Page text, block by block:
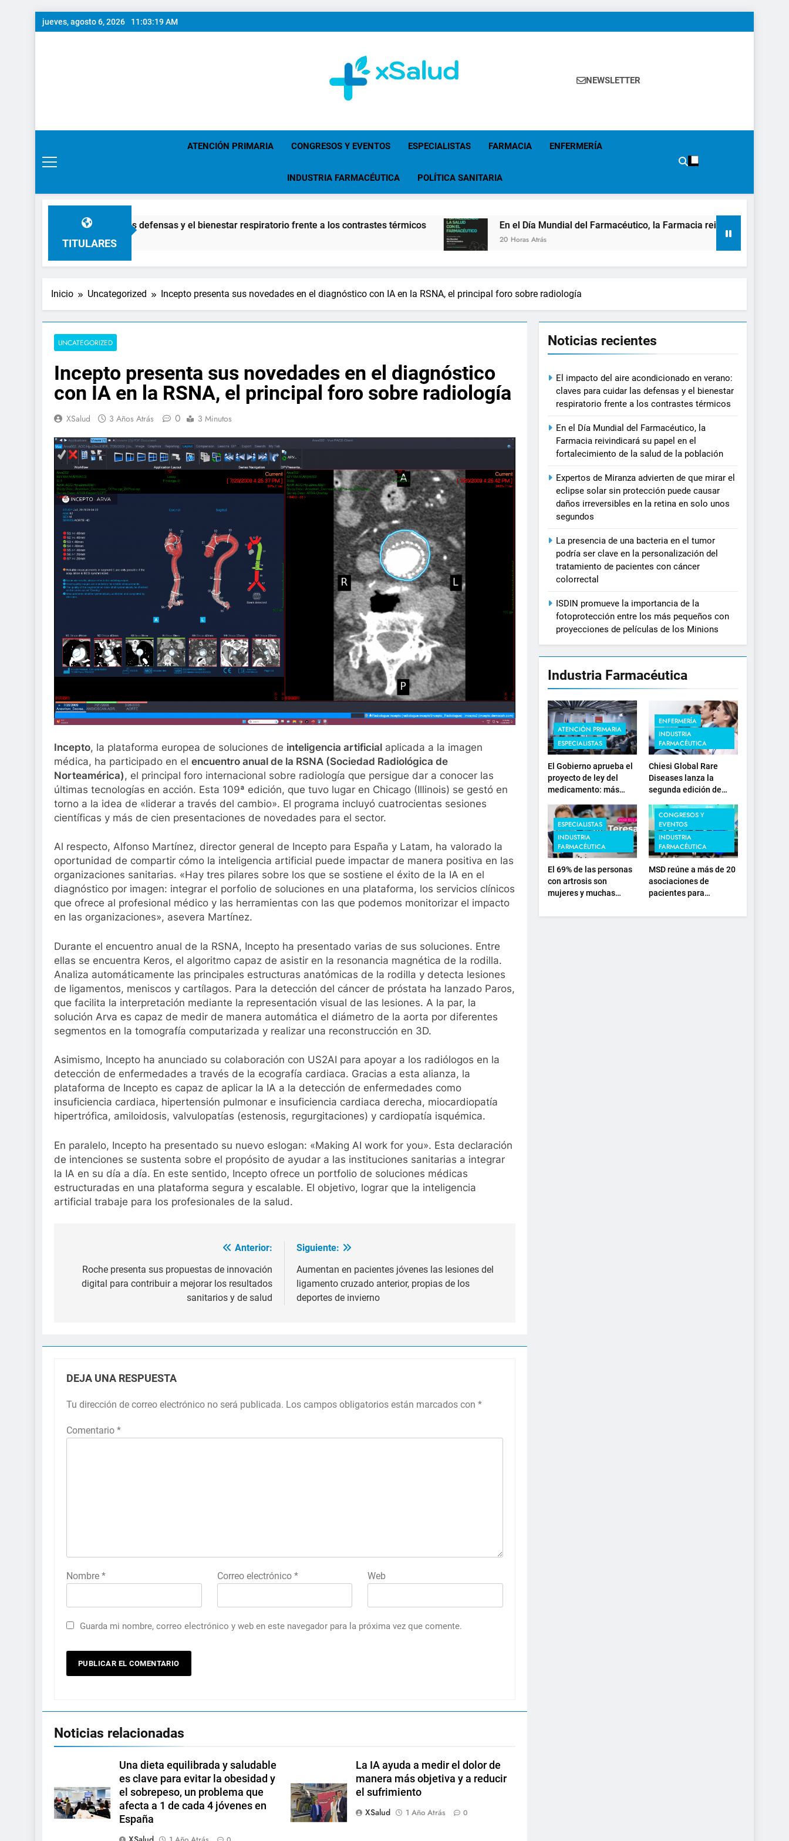
Saltar
al
jueves, agosto 6, 2026 11:03:20 AM
XSalud
NEWSLETTER
ATENCIÓN PRIMARIA CONGRESOS Y EVENTOS ESPECIALISTAS FARMACIA ENFERMERÍA
INDUSTRIA FARMACÉUTICA POLÍTICA SANITARIA
TITULARES
para cuidar las defensas y el bienestar respiratorio frente a los contrastes térmicos En el Día Mundial del Farmacéutico, la Farmacia reivindicará su papel en el
20 Horas Atrás
Inicio Uncategorized Incepto presenta sus novedades en el diagnóstico con IA en la RSNA, el principal foro sobre radiología
UNCATEGORIZED
Incepto presenta sus novedades en el diagnóstico
con IA en la RSNA, el principal foro sobre radiología
XSalud 3 Años Atrás 0 3 Minutos
Incepto, la plataforma europea de soluciones de inteligencia artificial aplicada a la imagen
médica, ha participado en el encuentro anual de la RSNA (Sociedad Radiológica de
Norteamérica) , el principal foro internacional sobre radiología que persigue dar a conocer las
últimas tecnologías en acción. Esta 109ª edición, que tuvo lugar en Chicago (Illinois) se gestó en
torno a la idea de «liderar a través del cambio». El programa incluyó cuatrocientas sesiones
científicas y más de cien presentaciones de novedades para el sector.
Al respecto, Alfonso Martínez, director general de Incepto para España y Latam, ha valorado la
oportunidad de compartir cómo la inteligencia artificial puede impactar de manera positiva en las
organizaciones sanitarias. «Hay tres pilares sobre los que se sostiene el éxito de la IA en el
diagnóstico por imagen: integrar el porfolio de soluciones en una plataforma, los servicios clínicos
que ofrece al profesional médico y las herramientas con las que podemos monitorizar el impacto
en las organizaciones», asevera Martínez.
Durante el encuentro anual de la RSNA, Incepto ha presentado varias de sus soluciones. Entre
ellas se encuentra Keros, el algoritmo capaz de asistir en la resonancia magnética de la rodilla.
Analiza automáticamente las principales estructuras anatómicas de la rodilla y detecta lesiones
de ligamentos, meniscos y cartílagos. Para la detección del cáncer de próstata ha lanzado Paros,
que facilita la interpretación mediante la representación visual de las lesiones. A la par, la
solución Arva es capaz de medir de manera automática el diámetro de la aorta por diferentes
segmentos en la tomografía computarizada y realizar una reconstrucción en 3D.
Asimismo, Incepto ha anunciado su colaboración con US2AI para apoyar a los radiólogos en la
detección de enfermedades a través de la ecografía cardiaca. Gracias a esta alianza, la
plataforma de Incepto es capaz de aplicar la IA a la detección de enfermedades como
insuficiencia cardiaca, hipertensión pulmonar e insuficiencia cardiaca derecha, miocardiopatía
hipertrófica, amiloidosis, valvulopatías (estenosis, regurgitaciones) y cardiopatía isquémica.
En paralelo, Incepto ha presentado su nuevo eslogan: «Making AI work for you». Esta declaración
de intenciones se sustenta sobre el propósito de ayudar a las instituciones sanitarias a integrar
la IA en su día a día. En este sentido, Incepto ofrece un portfolio de soluciones médicas
estructuradas en una plataforma segura y escalable. El objetivo, lograr que la inteligencia
artificial trabaje para los profesionales de la salud.
entradas
Anterior:
Roche presenta sus propuestas de innovación
digital para contribuir a mejorar los resultados
sanitarios y de salud
Siguiente:
Aumentan en pacientes jóvenes las lesiones del
ligamento cruzado anterior, propias de los
deportes de invierno
DEJA UNA RESPUESTA
Tu dirección de correo electrónico no será publicada. Los campos obligatorios están marcados con *
Comentario *
Nombre * Correo electrónico * Web
Guarda mi nombre, correo electrónico y web en este navegador para la próxima vez que comente.
Noticias relacionadas
Una dieta equilibrada y saludable
es clave para evitar la obesidad y
el sobrepeso, un problema que
afecta a 1 de cada 4 jóvenes en
España
La IA ayuda a medir el dolor de
manera más objetiva y a reducir
el sufrimiento
XSalud
1 Año Atrás 0
Noticias recientes
El impacto del aire acondicionado en verano:
claves para cuidar las defensas y el bienestar
respiratorio frente a los contrastes térmicos
En el Día Mundial del Farmacéutico, la
Farmacia reivindicará su papel en el
fortalecimiento de la salud de la población
Expertos de Miranza advierten de que mirar el
eclipse solar sin protección puede causar
daños irreversibles en la retina en solo unos
segundos
La presencia de una bacteria en el tumor
podría ser clave en la personalización del
tratamiento de pacientes con cáncer
colorrectal
ISDIN promueve la importancia de la
fotoprotección entre los más pequeños con
proyecciones de películas de los Minions
Industria Farmacéutica
ATENCIÓN PRIMARIA
ESPECIALISTAS
El Gobierno aprueba el
proyecto de ley del
medicamento: más
autonomía estratégica
y modernización para el
SNS
ENFERMERÍA
INDUSTRIA
FARMACÉUTICA
Chiesi Global Rare
Diseases lanza la
segunda edición de
impulsar la
investigación en
enfermedades de
depósito lisosomal
ESPECIALISTAS
INDUSTRIA
FARMACÉUTICA
El 69% de las personas
con artrosis son
mujeres y muchas
rigidez a partir de los
CONGRESOS Y
EVENTOS
INDUSTRIA
FARMACÉUTICA
MSD reúne a más de 20
asociaciones de
pacientes para
sobre el presente y el